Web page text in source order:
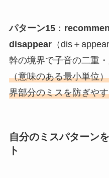
パターン15：
disappear（dis＋
幹の境界で子音の二重・
（意味のある最小単位
界部分のミスを防ぎや
自分のミスパターン
ト